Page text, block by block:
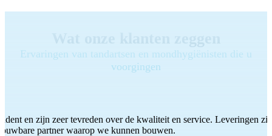
Ervaringen van tandartsen en mondhygiënisten die u
voorgingen
en zijn zeer tevreden over de kwaliteit en service. Leveringen
partner waarop we kunnen bouwen.